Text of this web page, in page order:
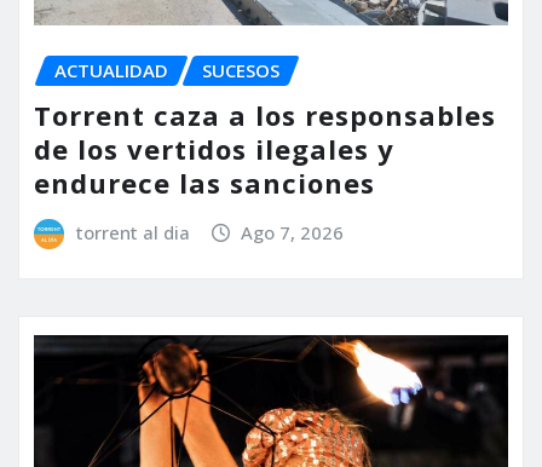
ACTUALIDAD SUCESOS
Torrent caza a los responsables
de los vertidos ilegales y
endurece las sanciones
torrent al dia Ago 7, 2026